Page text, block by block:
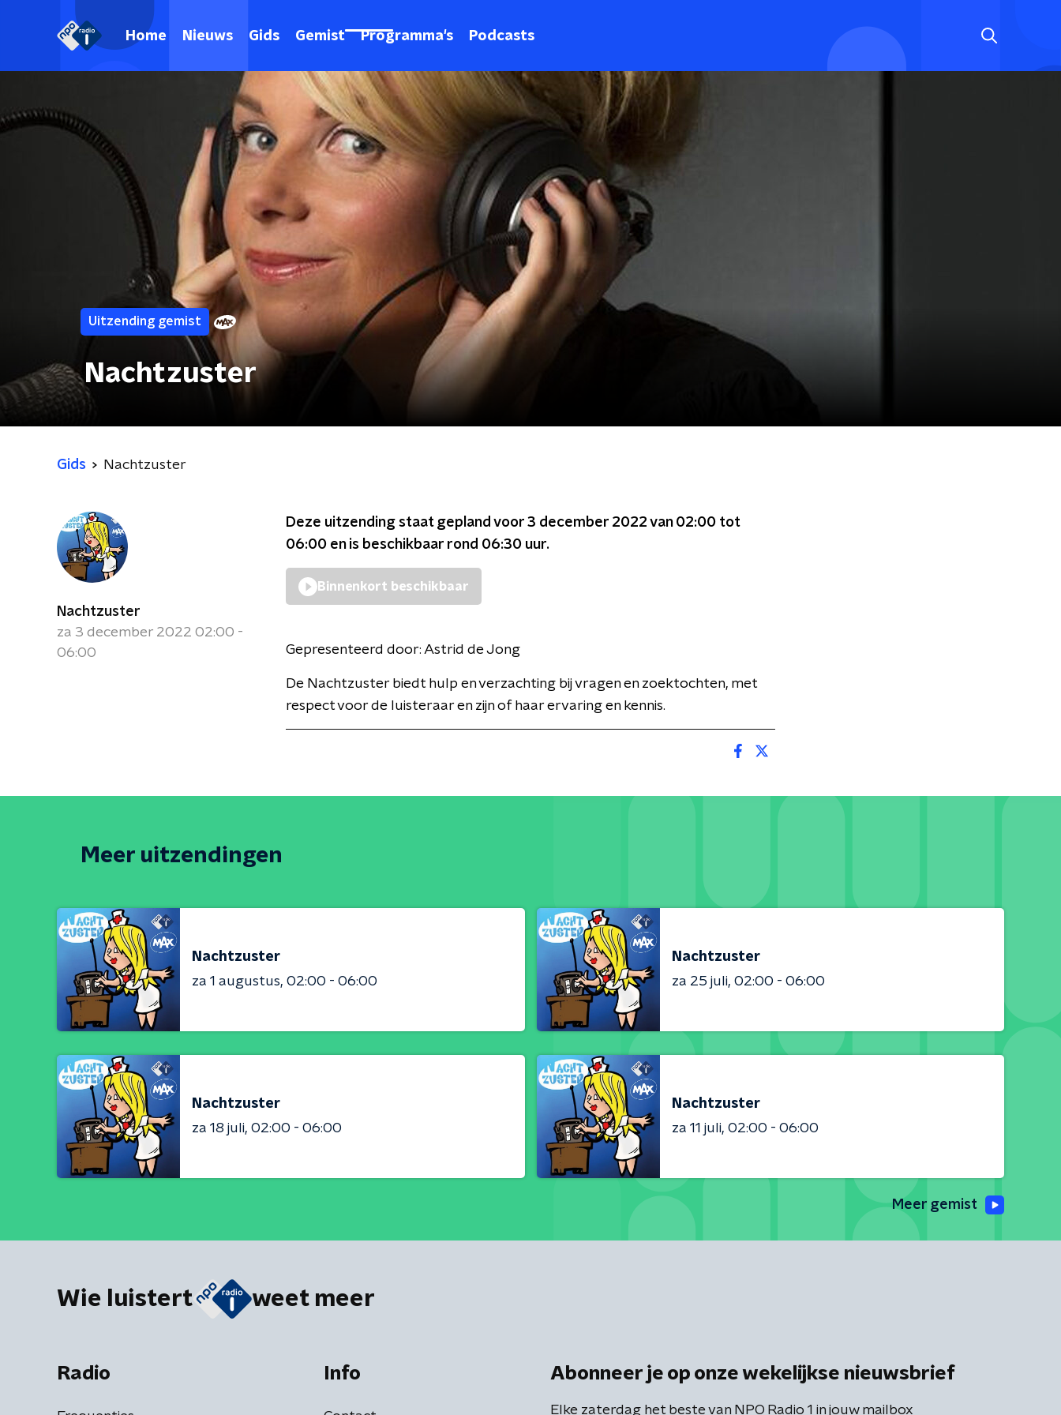
Home Nieuws Gids Gemist Programma's Podcasts
Uitzending gemist
Nachtzuster
Gids Nachtzuster
Nachtzuster
za 3 december 2022 02:00 -
06:00
Deze uitzending staat gepland voor 3 december 2022 van 02:00 tot
06:00 en is beschikbaar rond 06:30 uur.
Binnenkort beschikbaar
Gepresenteerd door: Astrid de Jong
De Nachtzuster biedt hulp en verzachting bij vragen en zoektochten, met
respect voor de luisteraar en zijn of haar ervaring en kennis.
Meer uitzendingen
Nachtzuster
za 1 augustus 02:00 - 06:00
Nachtzuster
za 25 juli 02:00 - 06:00
Nachtzuster
za 18 juli 02:00 - 06:00
Nachtzuster
za 11 juli 02:00 - 06:00
Meer gemist
Wie luistert weet meer
Radio Info Abonneer je op onze wekelijkse nieuwsbrief
Elke zaterdag het beste van NPO Radio 1 in jouw mailbox